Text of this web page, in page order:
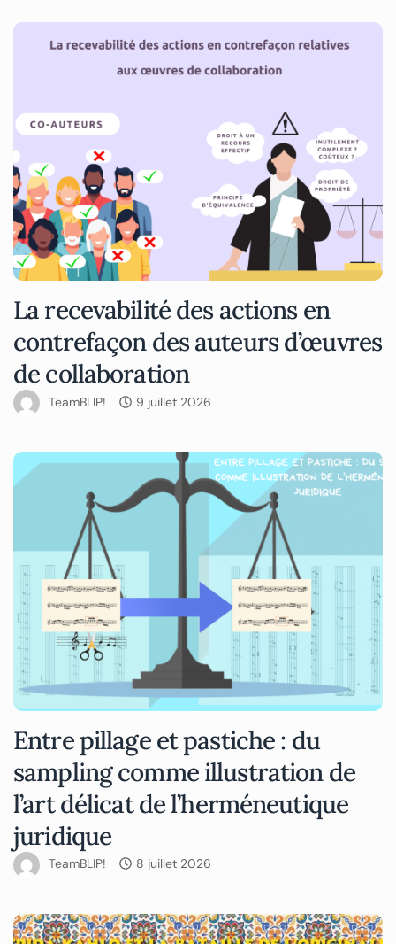
La recevabilité des actions en
contrefaçon des auteurs d’œuvres
de collaboration
TeamBLIP! 9 juillet 2026
Entre pillage et pastiche : du
sampling comme illustration de
l’art délicat de l’herméneutique
juridique
TeamBLIP! 8 juillet 2026